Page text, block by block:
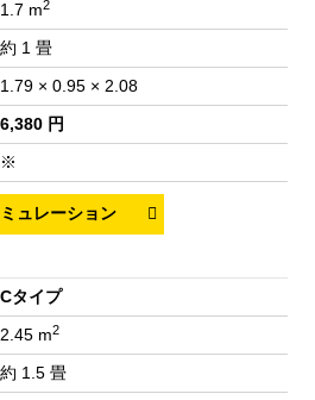
1.7 m2
約 1 畳
1.79 × 0.95 × 2.08
6,380 円
※
Cタイプ
2.45 m2
約 1.5 畳